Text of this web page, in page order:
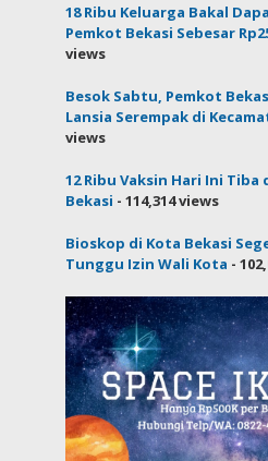
18 Ribu Keluarga Bakal
Pemkot Bekasi Sebesar
views
Besok Sabtu, Pemkot
Lansia Serempak di
views
12 Ribu Vaksin Hari Ini Tiba
Bekasi - 114,314 views
Bioskop di Kota Bekasi
Tunggu Izin Wali Kota -